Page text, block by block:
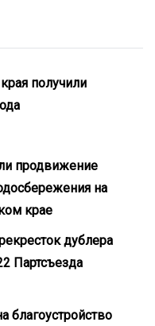
получили
продвижение
на
крае
дублера
Партсъезда
благоустройство